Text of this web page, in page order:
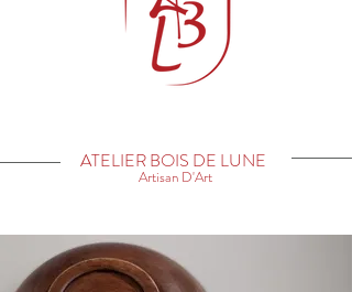
ATELIER BOIS DE LUNE
Artisan D'Art